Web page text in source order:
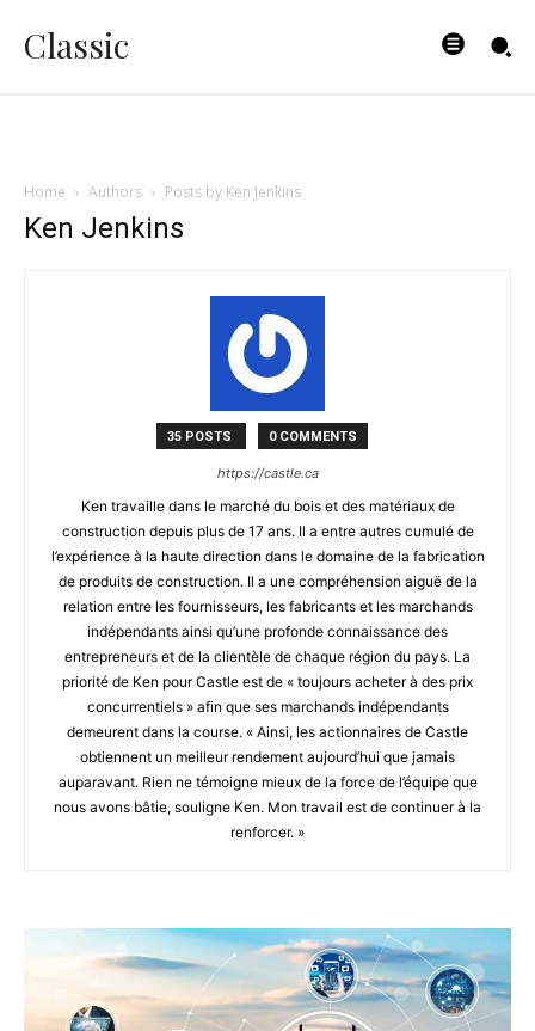
Classic
Home Authors Posts by Ken Jenkins
Ken Jenkins
35 POSTS 0 COMMENTS
https://castle.ca
Ken travaille dans le marché du bois et des matériaux de
construction depuis plus de 17 ans. Il a entre autres cumulé de
l’expérience à la haute direction dans le domaine de la fabrication
de produits de construction. Il a une compréhension aiguë de la
relation entre les fournisseurs, les fabricants et les marchands
indépendants ainsi qu’une profonde connaissance des
entrepreneurs et de la clientèle de chaque région du pays. La
priorité de Ken pour Castle est de « toujours acheter à des prix
concurrentiels » afin que ses marchands indépendants
demeurent dans la course. « Ainsi, les actionnaires de Castle
obtiennent un meilleur rendement aujourd’hui que jamais
auparavant. Rien ne témoigne mieux de la force de l’équipe que
nous avons bâtie, souligne Ken. Mon travail est de continuer à la
renforcer. »